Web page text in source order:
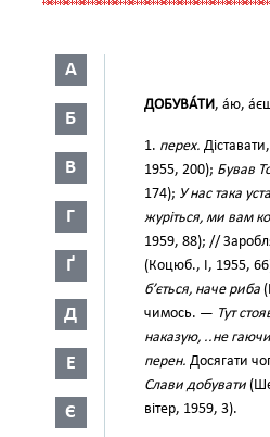
А
Б
В
Г
Ґ
Д
Е
Є
ДОБУВА́ТИ, а́ю,
1. перех.
1955, 200); Бував
174); У нас така
журіться, ми вам
1959, 88); //
(Коцюб., І, 1955,
б’ється, наче риба
чимось. — Тут
наказую, ..не
перен. Досягати
Слави добувати
вітер, 1959, 3).